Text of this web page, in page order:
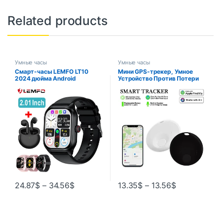
Related products
Умные часы
Смарт-часы LEMFO LT10
2024 дюйма Android
циферблат
24.87$ – 34.56$
Умные часы
Мини GPS-трекер, Умное
Устройство Против Потери
Приложение «Найти Мое
Приложение»
13.35$ – 13.56$